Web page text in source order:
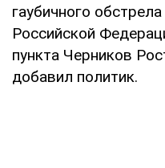
гаубичного
Российской
пункта Черников
добавил политик.